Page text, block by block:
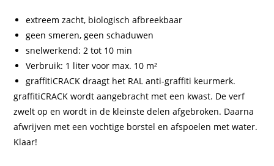
extreem zacht, biologisch afbreekbaar
geen smeren, geen schaduwen
snelwerkend: 2 tot 10 min
Verbruik: 1 liter voor max. 10 m²
graffitiCRACK draagt ​​het RAL anti-graffiti keurmerk.
graffitiCRACK wordt aangebracht met een kwast. De verf
zwelt op en wordt in de kleinste delen afgebroken. Daarna
afwrijven met een vochtige borstel en afspoelen met water.
Klaar!